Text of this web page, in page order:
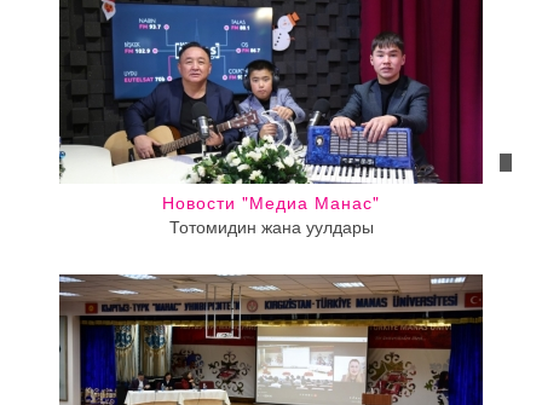
Новости "Медиа Манас"
Тотомидин жана уулдары